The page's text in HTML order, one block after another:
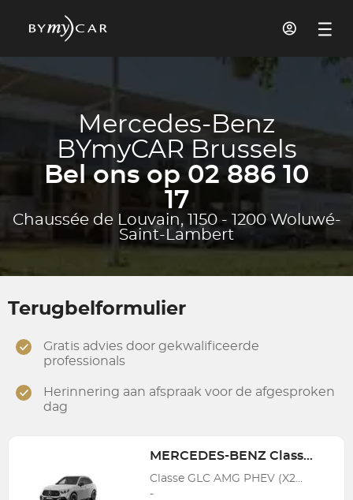
Mercedes-Benz
BYmyCAR Brussels
Bel ons op 02 886 10
17
Chaussée de Louvain, 1150 - 1200 Woluwé-
Saint-Lambert
Terugbelformulier
Gratis advies door gekwalificeerde
professionals
Herinnering aan afspraak voor de afgesproken
dag
MERCEDES-BENZ Classe GLC AMG PHEV (X254)
Classe GLC AMG PHEV (X254) GLC AMG 63 S E Performance PHEV (500 kW)
-